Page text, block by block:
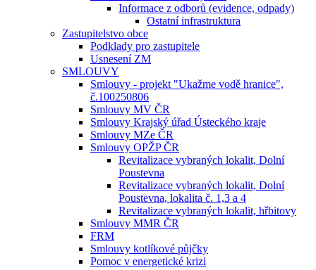
Informace z odborů (evidence, odpady)
Ostatní infrastruktura
Zastupitelstvo obce
Podklady pro zastupitele
Usnesení ZM
SMLOUVY
Smlouvy - projekt "Ukažme vodě hranice",
č.100250806
Smlouvy MV ČR
Smlouvy Krajský úřad Ústeckého kraje
Smlouvy MZe ČR
Smlouvy OPŽP ČR
Revitalizace vybraných lokalit, Dolní
Poustevna
Revitalizace vybraných lokalit, Dolní
Poustevna, lokalita č. 1,3 a 4
Revitalizace vybraných lokalit, hřbitovy
Smlouvy MMR ČR
FRM
Smlouvy kotlíkové půjčky
Pomoc v energetické krizi